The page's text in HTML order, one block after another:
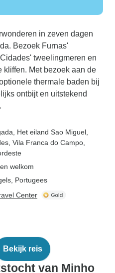
in zeven dagen
Bezoek Furnas'
tweelingmeren en
kliffen. Met bezoek aan de
thermale baden bij
ontbijt en uitstekend
, Het eiland Sao Miguel
, Vila Franca do Campo
welkom
Portugees
Center
Bekijk reis
van Minho